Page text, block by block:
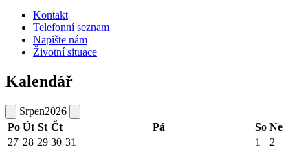
Kontakt
Telefonní seznam
Napište nám
Životní situace
Kalendář
Srpen2026
Po Út St Čt Pá So Ne
27 28 29 30 31 1 2